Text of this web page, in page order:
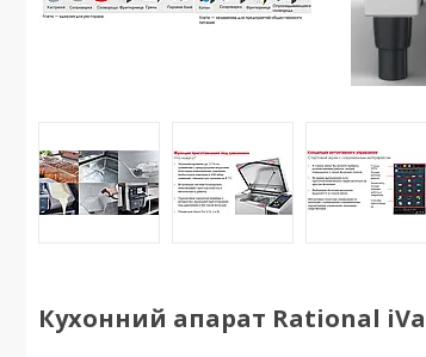
Кухонний апарат Rational